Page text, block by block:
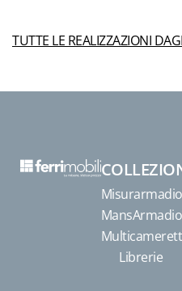
TUTTE LE REALIZZAZIONI
Misurarmadio
MansArmadio
Librerie